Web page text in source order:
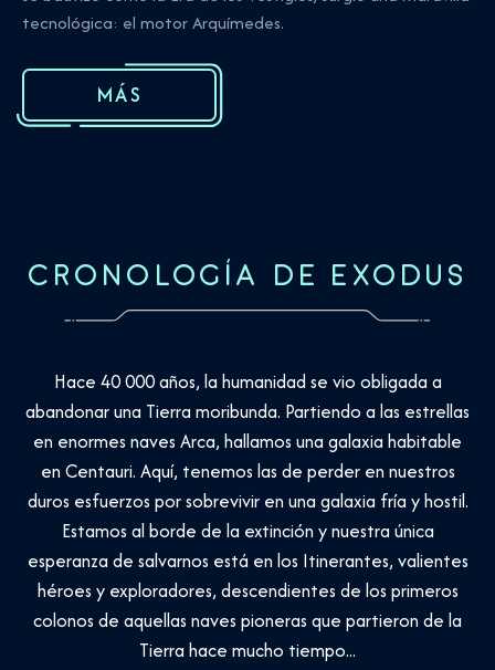
tecnológica: el motor Arquímedes.
MÁS
CRONOLOGÍA DE EXODUS
Hace 40 000 años, la humanidad se vio obligada a
abandonar una Tierra moribunda. Partiendo a las estrellas
en enormes naves Arca, hallamos una galaxia habitable
en Centauri. Aquí, tenemos las de perder en nuestros
duros esfuerzos por sobrevivir en una galaxia fría y hostil.
Estamos al borde de la extinción y nuestra única
esperanza de salvarnos está en los Itinerantes, valientes
héroes y exploradores, descendientes de los primeros
colonos de aquellas naves pioneras que partieron de la
Tierra hace mucho tiempo...